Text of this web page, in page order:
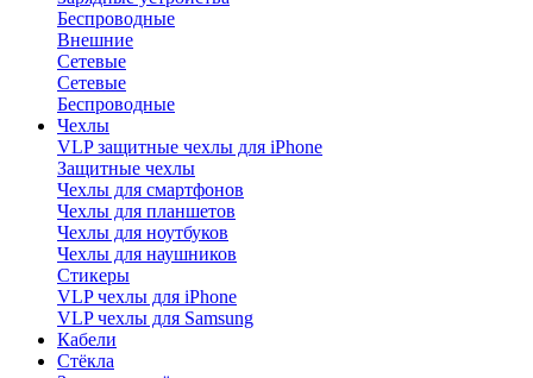
Беспроводные
Внешние
Сетевые
Сетевые
Беспроводные
Чехлы
VLP защитные чехлы для iPhone
Защитные чехлы
Чехлы для смартфонов
Чехлы для планшетов
Чехлы для ноутбуков
Чехлы для наушников
Стикеры
VLP чехлы для iPhone
VLP чехлы для Samsung
Кабели
Стёкла